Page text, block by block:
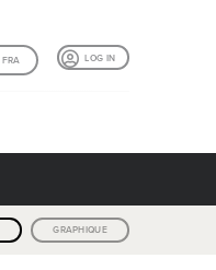
LOG IN
FRA
GRAPHIQUE